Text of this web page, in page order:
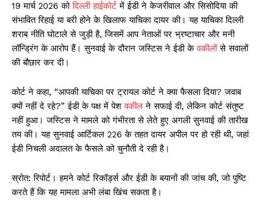
19 मार्च 2026 कोदिल्ली हाईकोर्ट में ईडी ने केजरीवाल और सिसोदिया की
संभावित रिहाई या बरी होने के खिलाफ याचिका दायर की। यह याचिका दिल्ली
शराब नीति घोटाले से जुड़ी है, जिसमें आप नेताओं पर भ्रष्टाचार और मनी
लॉन्ड्रिंग के आरोप हैं। सुनवाई के दौरान जस्टिस ने ईडी केवकीलों से सवालों
की बौछार कर दी।
कोर्ट ने कहा, “आपकी याचिका पर ट्रायल कोर्ट ने क्या फैसला दिया? जवाब
क्यों नहीं दे रहे?” ईडी के पक्ष में पेशवकील ने सफाई दी, लेकिन कोर्ट संतुष्ट
नहीं हुआ। जस्टिस ने मामले को गंभीरता से लेते हुए अगली सुनवाई की तारीख
तय की। यह सुनवाई आर्टिकल 226 के तहत दायर अपील पर हो रही थी, जहां
ईडी निचली अदालत के फैसले को चुनौती दे रही है।
स्रोत: रिपोर्ट। हमने कोर्ट रिकॉर्ड्स और ईडी के बयानों की जांच की, जो पुष्टि
करते हैं कि यह मामला अभी लंबा खिंच सकता है।